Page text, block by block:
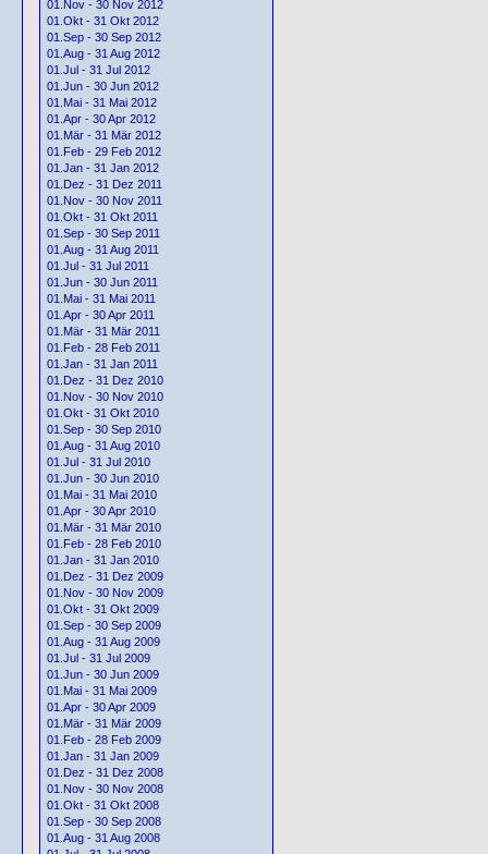
01.Nov - 30 Nov 2012
01.Okt - 31 Okt 2012
01.Sep - 30 Sep 2012
01.Aug - 31 Aug 2012
01.Jul - 31 Jul 2012
01.Jun - 30 Jun 2012
01.Mai - 31 Mai 2012
01.Apr - 30 Apr 2012
01.Mär - 31 Mär 2012
01.Feb - 29 Feb 2012
01.Jan - 31 Jan 2012
01.Dez - 31 Dez 2011
01.Nov - 30 Nov 2011
01.Okt - 31 Okt 2011
01.Sep - 30 Sep 2011
01.Aug - 31 Aug 2011
01.Jul - 31 Jul 2011
01.Jun - 30 Jun 2011
01.Mai - 31 Mai 2011
01.Apr - 30 Apr 2011
01.Mär - 31 Mär 2011
01.Feb - 28 Feb 2011
01.Jan - 31 Jan 2011
01.Dez - 31 Dez 2010
01.Nov - 30 Nov 2010
01.Okt - 31 Okt 2010
01.Sep - 30 Sep 2010
01.Aug - 31 Aug 2010
01.Jul - 31 Jul 2010
01.Jun - 30 Jun 2010
01.Mai - 31 Mai 2010
01.Apr - 30 Apr 2010
01.Mär - 31 Mär 2010
01.Feb - 28 Feb 2010
01.Jan - 31 Jan 2010
01.Dez - 31 Dez 2009
01.Nov - 30 Nov 2009
01.Okt - 31 Okt 2009
01.Sep - 30 Sep 2009
01.Aug - 31 Aug 2009
01.Jul - 31 Jul 2009
01.Jun - 30 Jun 2009
01.Mai - 31 Mai 2009
01.Apr - 30 Apr 2009
01.Mär - 31 Mär 2009
01.Feb - 28 Feb 2009
01.Jan - 31 Jan 2009
01.Dez - 31 Dez 2008
01.Nov - 30 Nov 2008
01.Okt - 31 Okt 2008
01.Sep - 30 Sep 2008
01.Aug - 31 Aug 2008